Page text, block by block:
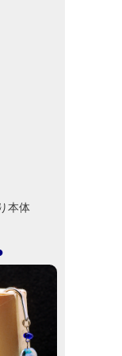
本体